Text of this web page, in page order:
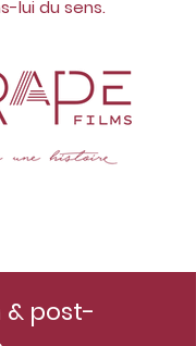
lui du sens.
post-